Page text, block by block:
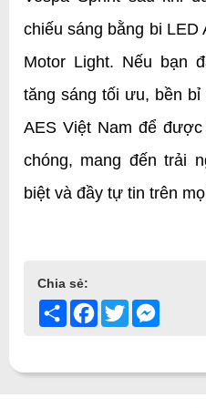
chiếu sáng bằng bi
Motor Light. Nếu bạn
tăng sáng tối ưu, bền
AES Việt Nam để
chóng, mang đến trải
biệt và đầy tự tin trên
Chia sẻ:
Share Facebook
Twitter